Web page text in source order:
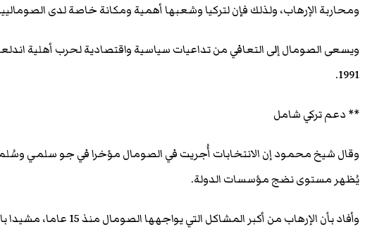
ومحاربة الإرهاب، ولذلك فإن لتركيا وشعبها أهمية ومكانة خاصة لدى
ويسعى الصومال إلى التعافي من تداعيات سياسية واقتصادية لحرب أهلية
1991.
** دعم تركي شامل
وقال شيخ محمود إن الانتخابات أُجريت في الصومال مؤخرا في جو سلمي
يُظهر مستوى نضج مؤسسات الدولة.
وأفاد بأن الإرهاب من أكبر المشاكل التي يواجهها الصومال منذ 15 عاما، مشيدا بالدعم التركي لبلاده في مكافحته.